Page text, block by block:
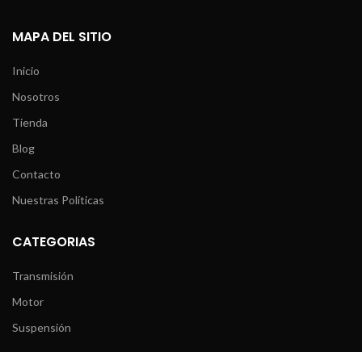
MAPA DEL SITIO
Inicio
Nosotros
Tienda
Blog
Contacto
Nuestras Políticas
CATEGORIAS
Transmisión
Motor
Suspensión